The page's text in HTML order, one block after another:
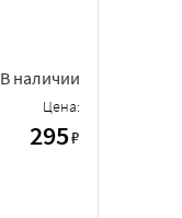
В наличии
Цена:
295₽